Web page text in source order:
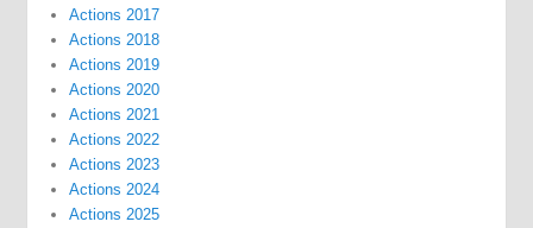
Actions 2017
Actions 2018
Actions 2019
Actions 2020
Actions 2021
Actions 2022
Actions 2023
Actions 2024
Actions 2025